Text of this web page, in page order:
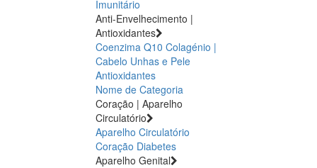
Imunitário
Anti-Envelhecimento |
Antioxidantes
Coenzima Q10 Colagénio |
Cabelo Unhas e Pele
Antioxidantes
Nome de Categoria
Coração | Aparelho
Circulatório
Aparelho Circulatório
Coração Diabetes
Aparelho Genital